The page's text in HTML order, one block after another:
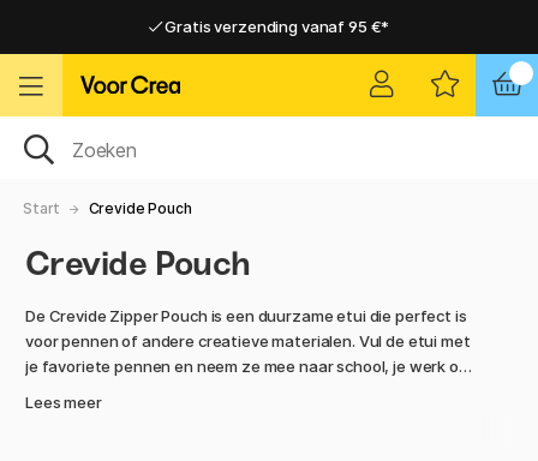
Gratis verzending vanaf 95 €*
Gratis verzending vanaf 95 €*
Start Crevide Pouch
Crevide Pouch
De Crevide Zipper Pouch is een duurzame etui die perfect is
voor pennen of andere creatieve materialen. Vul de etui met
je favoriete pennen en neem ze mee naar school, je werk of
Lees meer